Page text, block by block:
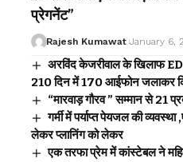
प्रेगनेंट”
Rajesh Kumawat January 6,
अरविंद केजरीवाल के खिलाफ
210 दिन में 170 आईफोन जलाकर
“मारवाड़ गौरव ” सम्मान से 21
गर्मी में पर्याप्त पेयजल की
लेकर प्लानिंग को लेकर
एक तरफा प्रेम में कांस्टेबल ने